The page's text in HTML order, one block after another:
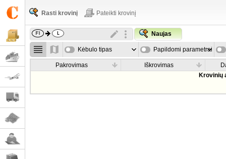
Rasti krovinį Pateikti krovinį
Naujas
Kėbulo tipas Papildomi parametrai
Pakrovimas Iškrovimas
Krovinių